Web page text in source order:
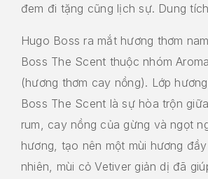
đem đi tặng cũng lịch sự. Dung
Hugo Boss ra mắt hương thơm
Boss The Scent thuộc nhóm
(hương thơm cay nồng). Lớp
Boss The Scent là sự hòa trộn
rum, cay nồng của gừng và ngọt
hương, tạo nên một mùi hương
nhiên, mùi cỏ Vetiver giản dị đã